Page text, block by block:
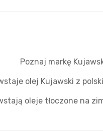
Poznaj markę
olej Kujawski z
oleje tłoczone na